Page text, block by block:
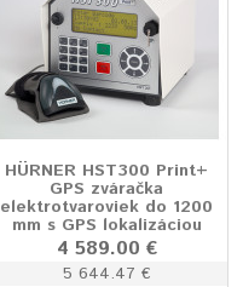
HÜRNER HST300 Print+
GPS zváračka
elektrotvaroviek do 1200
mm s GPS lokalizáciou
4 589.00 €
5 644.47 €